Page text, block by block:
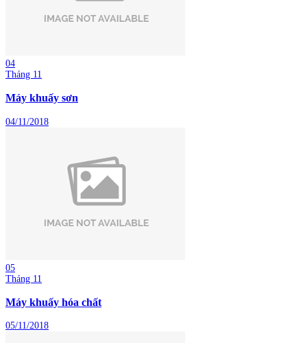
04
Tháng 11
Máy khuấy sơn
04/11/2018
05
Tháng 11
Máy khuấy hóa chất
05/11/2018